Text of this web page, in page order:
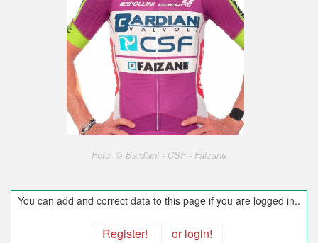
Foto: © Bardiani - CSF - Faizane
You can add and correct data to this page if you are logged in..
Register! or login!